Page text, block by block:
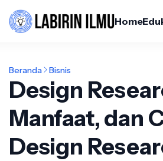
Home
Beranda Bisnis
Design
Manfaat, dan
Design